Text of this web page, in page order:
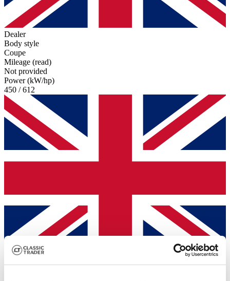
Dealer
Body style
Coupe
Mileage (read)
Not provided
Power (kW/hp)
450 / 612
Dealer